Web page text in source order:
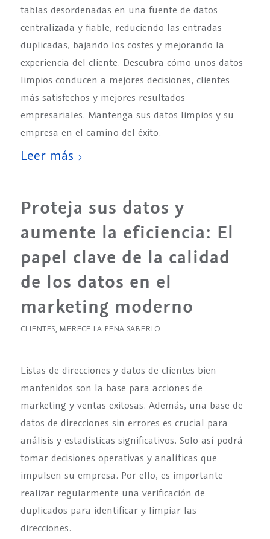
tablas desordenadas en una fuente de datos
centralizada y fiable, reduciendo las entradas
duplicadas, bajando los costes y mejorando la
experiencia del cliente. Descubra cómo unos datos
limpios conducen a mejores decisiones, clientes
más satisfechos y mejores resultados
empresariales. Mantenga sus datos limpios y su
empresa en el camino del éxito.
Leer más
Proteja sus datos y
aumente la eficiencia: El
papel clave de la calidad
de los datos en el
marketing moderno
CLIENTES, MERECE LA PENA SABERLO
Listas de direcciones y datos de clientes bien
mantenidos son la base para acciones de
marketing y ventas exitosas. Además, una base de
datos de direcciones sin errores es crucial para
análisis y estadísticas significativos. Solo así podrá
tomar decisiones operativas y analíticas que
impulsen su empresa. Por ello, es importante
realizar regularmente una verificación de
duplicados para identificar y limpiar las
direcciones.